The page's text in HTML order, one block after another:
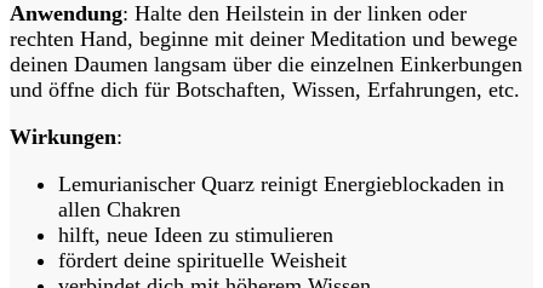
Anwendung: Halte den Heilstein in der linken oder
rechten Hand, beginne mit deiner Meditation und bewege
deinen Daumen langsam über die einzelnen Einkerbungen
und öffne dich für Botschaften, Wissen, Erfahrungen, etc.
Wirkungen:
Lemurianischer Quarz reinigt Energieblockaden in
allen Chakren
hilft, neue Ideen zu stimulieren
fördert deine spirituelle Weisheit